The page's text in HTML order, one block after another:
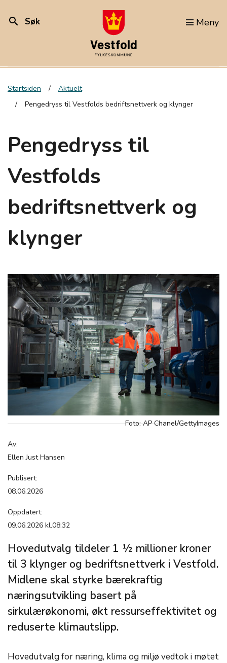
search Søk Meny
Startsiden
Aktuelt
Pengedryss til Vestfolds bedriftsnettverk og klynger
Pengedryss til
Vestfolds
bedriftsnettverk og
klynger
Foto: AP Chanel/GettyImages
Av:
Ellen Just Hansen
Publisert:
08.06.2026
Oppdatert:
09.06.2026 kl.08:32
Hovedutvalg tildeler 1 ½ millioner kroner
til 3 klynger og bedriftsnettverk i Vestfold.
Midlene skal styrke bærekraftig
næringsutvikling basert på
sirkulærøkonomi, økt ressurseffektivitet og
reduserte klimautslipp.
Hovedutvalg for næring, klima og miljø vedtok i møtet